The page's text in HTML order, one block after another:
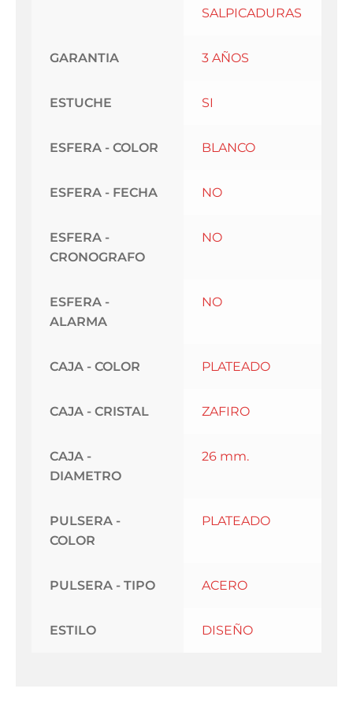
SALPICADURAS
GARANTIA 3 AÑOS
ESTUCHE SI
ESFERA - COLOR BLANCO
ESFERA - FECHA NO
ESFERA -
CRONOGRAFO
NO
ESFERA -
ALARMA
NO
CAJA - COLOR PLATEADO
CAJA - CRISTAL ZAFIRO
CAJA -
DIAMETRO
26 mm.
PULSERA -
COLOR
PLATEADO
PULSERA - TIPO ACERO
ESTILO DISEÑO